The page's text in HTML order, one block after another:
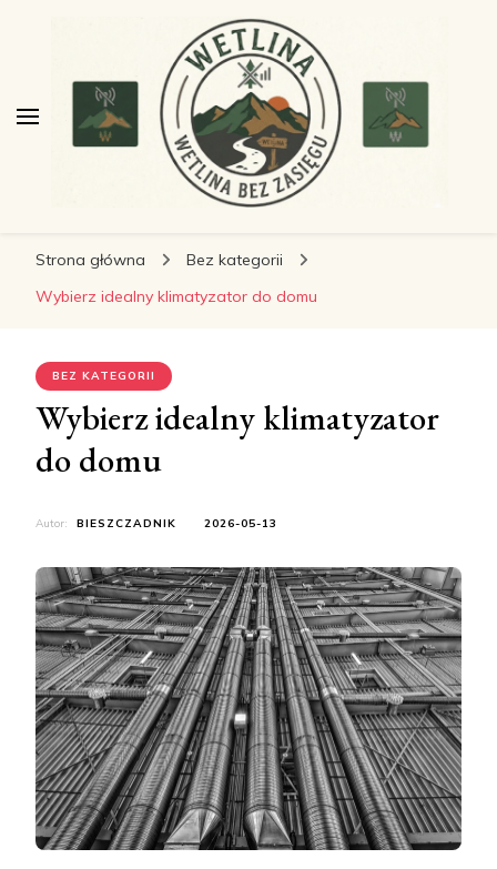
wetlinabezzasiegu.pl
Strona główna
Bez kategorii
Wybierz idealny klimatyzator do domu
BEZ KATEGORII
Wybierz idealny klimatyzator
do domu
Autor: BIESZCZADNIK 2026-05-13